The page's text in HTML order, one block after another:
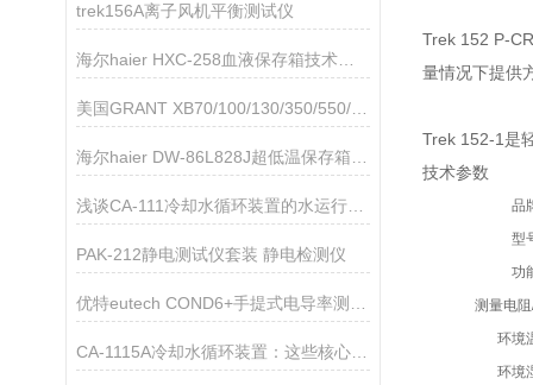
trek156A离子风机平衡测试仪
海尔haier HXC-258血液保存箱技术参数
美国GRANT XB70/100/130/350/550/900FZ雪花制冰机技术参数
浅谈CA-111冷却水循环装置的水运行中容易产生的问题
PAK-212静电测试仪套装 静电检测仪
CA-1115A冷却水循环装置：这些核心领域，都离不开它的关键助力！
Trek 152 P-
量情况下提供
Trek 152-1是
技术参数
品
型
功
测量电
环境
环境